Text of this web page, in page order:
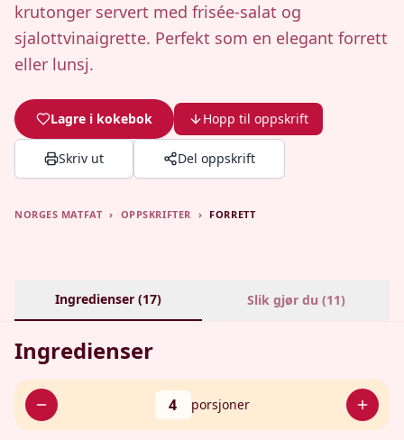
krutonger servert med frisée-salat og
sjalottvinaigrette. Perfekt som en elegant forrett
eller lunsj.
Lagre i kokebok Hopp til oppskrift
Skriv ut Del oppskrift
NORGES MATFAT › OPPSKRIFTER › FORRETT
Ingredienser (17) Slik gjør du (11)
Ingredienser
4 porsjoner